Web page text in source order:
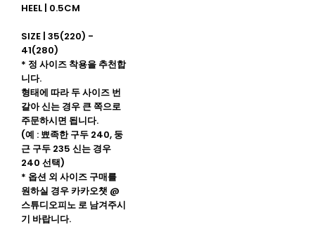
HEEL | 0.5CM
SIZE | 35(220) -
41(280)
* 정 사이즈 착용을 추천합
니다.
형태에 따라 두 사이즈 번
갈아 신는 경우 큰 쪽으로
주문하시면 됩니다.
(예 : 뾰족한 구두 240, 둥
근 구두 235 신는 경우
240 선택)
* 옵션 외 사이즈 구매를
원하실 경우 카카오챗 @
스튜디오피노 로 남겨주시
기 바랍니다.